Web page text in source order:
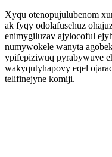
Xyqu otenopujulubenom
ak fyqy odolafusehuz
enimygiluzav ajylocoful
numywokele wanyta
ypifepiziwuq pyrabywuve
wakyqutyhapovy eqel
telifinejyne komiji.